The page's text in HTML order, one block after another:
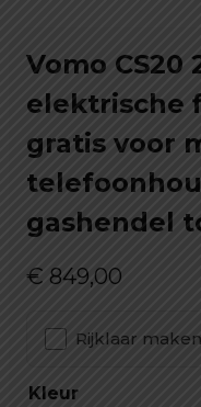
Vomo CS20
elektrische
gratis voor
gashendel
€ 849,00
Rijklaar
Kleur